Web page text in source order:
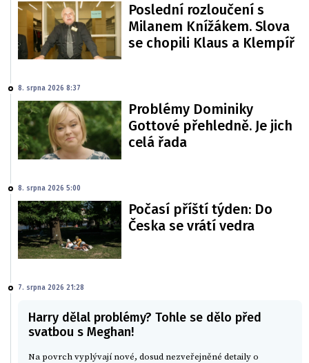
Poslední rozloučení s
Milanem Knížákem. Slova
se chopili Klaus a Klempíř
8. srpna 2026 8:37
Problémy Dominiky
Gottové přehledně. Je jich
celá řada
8. srpna 2026 5:00
Počasí příští týden: Do
Česka se vrátí vedra
7. srpna 2026 21:28
Harry dělal problémy? Tohle se dělo před
svatbou s Meghan!
Na povrch vyplývají nové, dosud nezveřejněné detaily o